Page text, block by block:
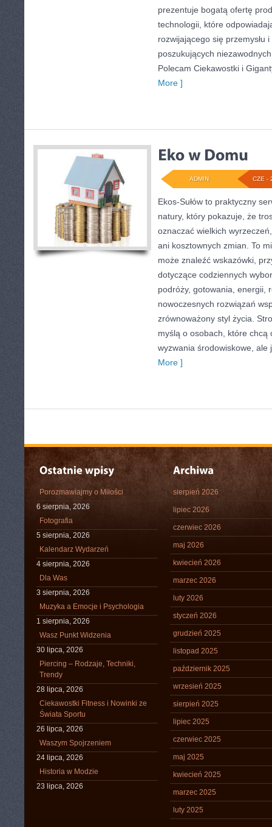
prezentuje bogatą ofertę
technologii, które
rozwijającego się przemysłu
poszukujących
Polecam Ciekawostki i
More ]
CZE -
ADMIN
Ekos-Sułów to praktyczny
natury, który pokazuje, że
oznaczać wielkich
ani kosztownych zmian. To
może znaleźć wskazówki,
dotyczące codziennych
podróży, gotowania, energii,
nowoczesnych rozwiązań
zrównoważony styl życia.
myślą o osobach, które chcą
wyzwania środowiskowe, ale
More ]
Porozmawiajmy o Miłości
6 sierpnia, 2026
Fotografia
5 sierpnia, 2026
Kalendarz Wydarzeń
4 sierpnia, 2026
Dla Was
3 sierpnia, 2026
Muzyka a Emocje i Psychologia
1 sierpnia, 2026
Wasz Punkt Widzenia
30 lipca, 2026
Piercing – Rodzaje, Techniki,
Trendy
28 lipca, 2026
Ciekawostki Fitness i Nowinki ze
Świata Sportu
26 lipca, 2026
Waszym Spojrzeniem
24 lipca, 2026
Historia w Modzie
23 lipca, 2026
sierpień 2026
lipiec 2026
czerwiec 2026
maj 2026
kwiecień 2026
marzec 2026
luty 2026
styczeń 2026
grudzień 2025
listopad 2025
październik 2025
wrzesień 2025
sierpień 2025
lipiec 2025
czerwiec 2025
maj 2025
kwiecień 2025
marzec 2025
luty 2025